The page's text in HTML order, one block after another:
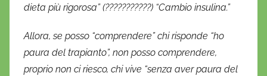
dieta più rigorosa” (???????????) “Cambio insulina.”
Allora, se posso “comprendere” chi risponde “ho
paura del trapianto”, non posso comprendere,
proprio non ci riesco, chi vive “senza aver paura del